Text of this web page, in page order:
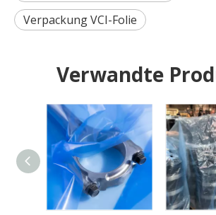
Verpackung VCI-Folie
Verwandte